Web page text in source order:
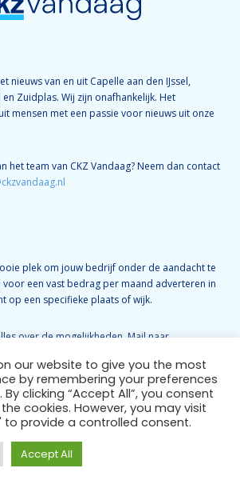
nieuws van en uit Capelle aan den IJssel,
en Zuidplas. Wij zijn onafhankelijk. Het
mensen met een passie voor nieuws uit onze
het team van CKZ Vandaag? Neem dan contact
plek om jouw bedrijf onder de aandacht te
voor een vast bedrag per maand adverteren in
op een specifieke plaats of wijk.
over de mogelijkheden. Mail naar
our website to give you the most
by remembering your preferences
clicking “Accept All”, you consent
cookies. However, you may visit
to provide a controlled consent.
Accept All